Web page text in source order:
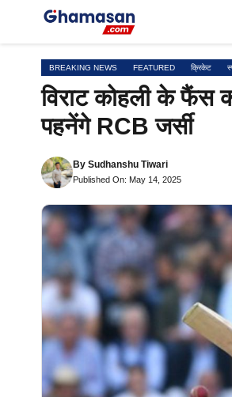
BREAKING NEWS FEATURED क्रिकेट
विराट कोहली के फैंस
पहनेंगे RCB जर्सी
By Sudhanshu Tiwari
Published On: May 14, 2025